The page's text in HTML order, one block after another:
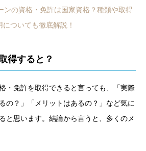
ンの資格・免許は国家資格？種類や取得
についても徹底解説！
得すると？
・免許を取得できると言っても、「実際
の？」「メリットはあるの？」など気に
と思います。結論から言うと、多くのメ